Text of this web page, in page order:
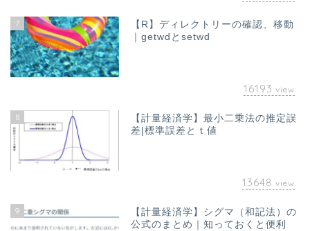
7
【R】ディレクトリーの確認、移動
｜getwdとsetwd
16193 view
8
【計量経済学】最小二乗法の推定誤
差|標準誤差とｔ値
13648 view
9
【計量経済学】シグマ（和記法）の
公式のまとめ｜知っておくと便利